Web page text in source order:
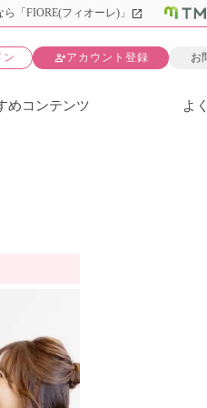
「FIORE(フィオーレ)」 open_in_new
ン person_addアカウント登録 お
めコンテンツ よ